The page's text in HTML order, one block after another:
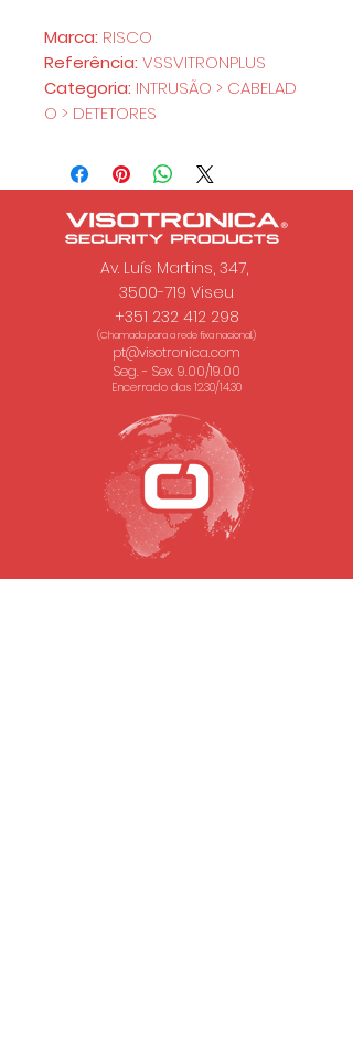
Marca: RISCO
Referência: VSSVITRONPLUS
Categoria: INTRUSÃO > CABELAD
O > DETETORES
Av. Luís Martins, 347,
3500-719 Viseu
+351 232 412 298
(Chamada para a rede fixa nacional.)
pt@visotronica.com
Seg. - Sex. 9.00/19.00
Encerrado das 12.30/14.30